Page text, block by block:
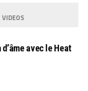
VIDEOS
avec le Heat